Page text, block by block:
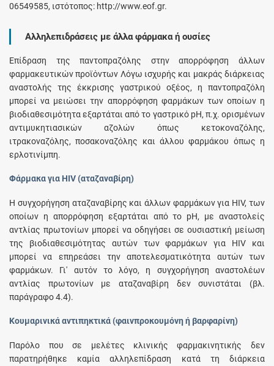
06549585, ιστότοπος: http://www.eof.gr.
Αλληλεπιδράσεις με άλλα φάρμακα ή ουσίες
Επίδραση της παντοπραζόλης στην απορρόφηση άλλων
φαρμακευτικών προϊόντων Λόγω ισχυρής και μακράς διάρκειας
αναστολής της έκκρισης γαστρικού οξέος, η παντοπραζόλη
μπορεί να μειώσει την απορρόφηση φαρμάκων των οποίων η
βιοδιαθεσιμότητα εξαρτάται από το γαστρικό pH, π.χ. ορισμένων
αντιμυκητιασικών αζολών όπως κετοκοναζόλης,
ιτρακοναζόλης, ποσακοναζόλης και άλλου φαρμάκου όπως η
ερλοτινίμπη.
Φάρμακα για HIV (αταζαναβίρη)
Η συγχορήγηση αταζαναβίρης και άλλων φαρμάκων για HIV, των
οποίων η απορρόφηση εξαρτάται από το pH, με αναστολείς
αντλίας πρωτονίων μπορεί να οδηγήσει σε ουσιαστική μείωση
της βιοδιαθεσιμότητας αυτών των φαρμάκων για HIV και
μπορεί να επηρεάσει την αποτελεσματικότητα αυτών των
φαρμάκων. Γι' αυτόν το λόγο, η συγχορήγηση αναστολέων
αντλίας πρωτονίων με αταζαναβίρη δεν συνιστάται (βλ.
παράγραφο 4.4).
Κουμαρινικά αντιπηκτικά (φαινπροκουμόνη ή βαρφαρίνη)
Παρόλο που σε μελέτες κλινικής φαρμακινητικής δεν
παρατηρήθηκε καμία αλληλεπίδραση κατά τη διάρκεια